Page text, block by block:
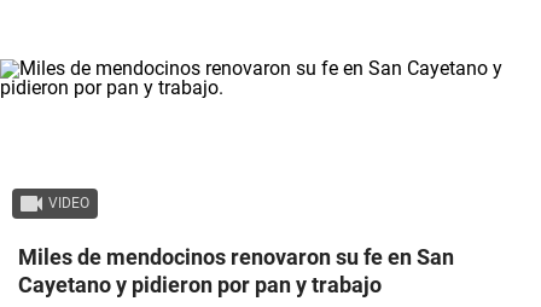
VIDEO
Miles de mendocinos renovaron su fe en San
Cayetano y pidieron por pan y trabajo